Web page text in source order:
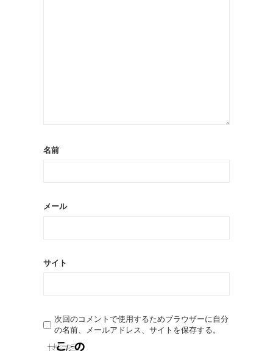
名前
メール
サイト
次回のコメントで使用するためブラウザーに自分
の名前、メールアドレス、サイトを保存する。